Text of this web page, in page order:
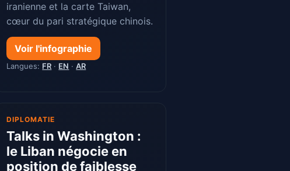
iranienne et la carte Taiwan,
cœur du pari stratégique chinois.
Voir l'infographie
Langues: FR · EN ·AR
DIPLOMATIE
Talks in Washington :
le Liban négocie en
position de faiblesse